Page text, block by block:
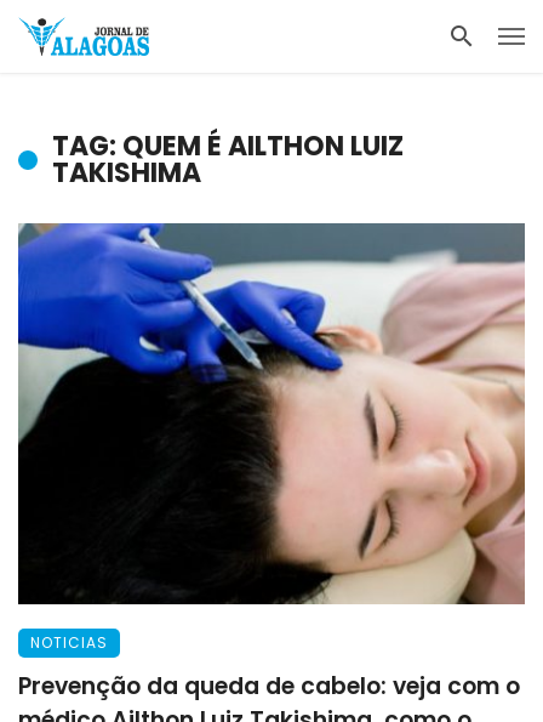
TAG: QUEM É AILTHON LUIZ
TAKISHIMA
NOTICIAS
Prevenção da queda de cabelo: veja com o